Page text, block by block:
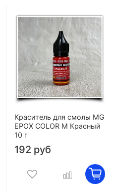
Краситель для смолы MG
EPOX COLOR M Красный
10 г
192 руб